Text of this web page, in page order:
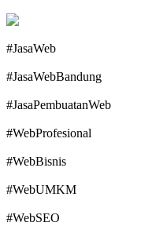
#JasaWeb
#JasaWebBandung
#JasaPembuatanWeb
#WebProfesional
#WebBisnis
#WebUMKM
#WebSEO